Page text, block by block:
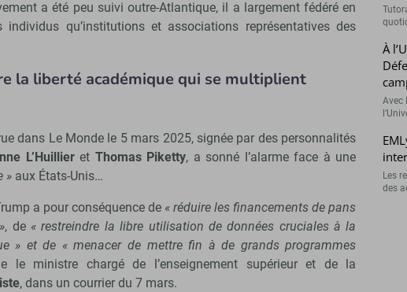
a été peu suivi outre-Atlantique, il a largement fédéré en
qu’institutions et associations représentatives des
la liberté académique qui se multiplient
dans Le Monde le 5 mars 2025, signée par des personnalités
L’Huillieret Thomas Piketty, a sonné l’alarme face à une
» aux États-Unis…
a pour conséquence de « réduire les financements de pans
, de « restreindre la libre utilisation de données cruciales à la
» et de « menacer de mettre fin à de grands programmes
le ministre chargé de l’enseignement supérieur et de la
, dans un courrier du 7 mars.
À
Avec
Les
des